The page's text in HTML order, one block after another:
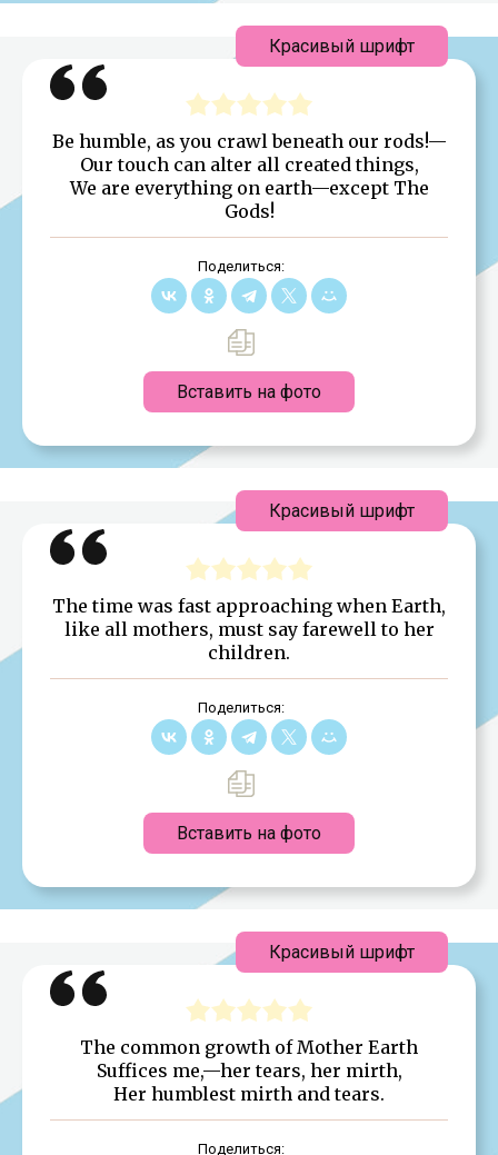
Be humble, as you crawl beneath our rods!—
Our touch can alter all created things,
We are everything on earth—except The
Gods!
Поделиться:
Вставить на фото
Красивый шрифт
The time was fast approaching when Earth,
like all mothers, must say farewell to her
children.
Поделиться:
Вставить на фото
Красивый шрифт
The common growth of Mother Earth
Suffices me,—her tears, her mirth,
Her humblest mirth and tears.
Поделиться:
Красивый шрифт